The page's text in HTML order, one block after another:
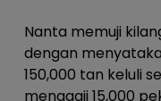
Nanta memuji
dengan
150,000 tan keluli
menggaji 15,000